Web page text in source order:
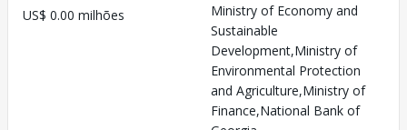
US$ 0.00 milhões
Ministry of Economy and
Sustainable
Development,Ministry of
Environmental Protection
and Agriculture,Ministry of
Finance,National Bank of